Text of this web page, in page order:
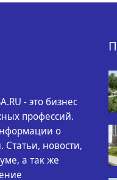
- это бизнес
профессий.
о
новости,
а так же